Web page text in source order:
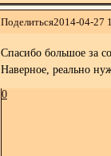
Поделиться2014-04-27
Спасибо большое за
Наверное, реально
0